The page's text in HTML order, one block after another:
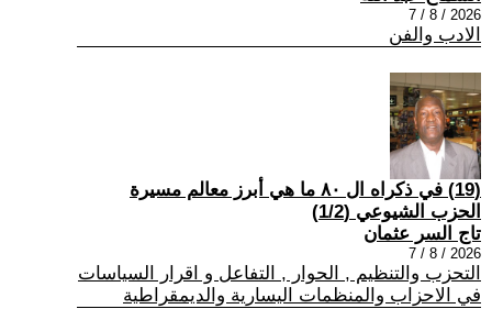
2026 / 8 / 7
الادب والفن
(19) في ذكراه ال ٨٠ ما هي أبرز معالم مسيرة
الحزب الشيوعي (1/2)
تاج السر عثمان
2026 / 8 / 7
التحزب والتنظيم , الحوار , التفاعل و اقرار السياسات
في الاحزاب والمنظمات اليسارية والديمقراطية